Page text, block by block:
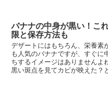
バナナの中身が黒い！こ
限と保存方法も
デザートにはもちろん、栄養素
も人気のバナナですが、すぐに
ちするイメージはありませんよ
黒い斑点を見てカビが映えた？